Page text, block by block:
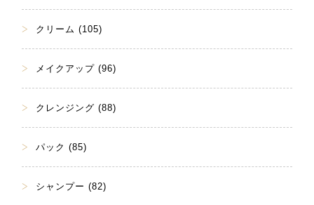
クリーム (105)
メイクアップ (96)
クレンジング (88)
パック (85)
シャンプー (82)